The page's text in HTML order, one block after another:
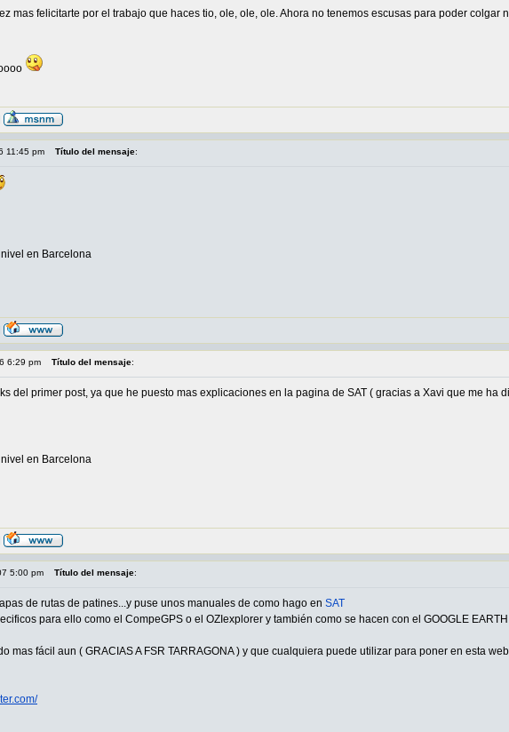
mas felicitarte por el trabajo que haces tio, ole, ole, ole. Ahora no tenemos escusas para poder colgar
11:45 pm Título del mensaje:
en Barcelona
6:29 pm Título del mensaje:
del primer post, ya que he puesto mas explicaciones en la pagina de SAT ( gracias a Xavi que me ha
en Barcelona
5:00 pm Título del mensaje:
de rutas de patines...y puse unos manuales de como hago en SAT
para ello como el CompeGPS o el OZIexplorer y también como se hacen con el GOOGLE
mas fácil aun ( GRACIAS A FSR TARRAGONA ) y que cualquiera puede utilizar para poner en esta